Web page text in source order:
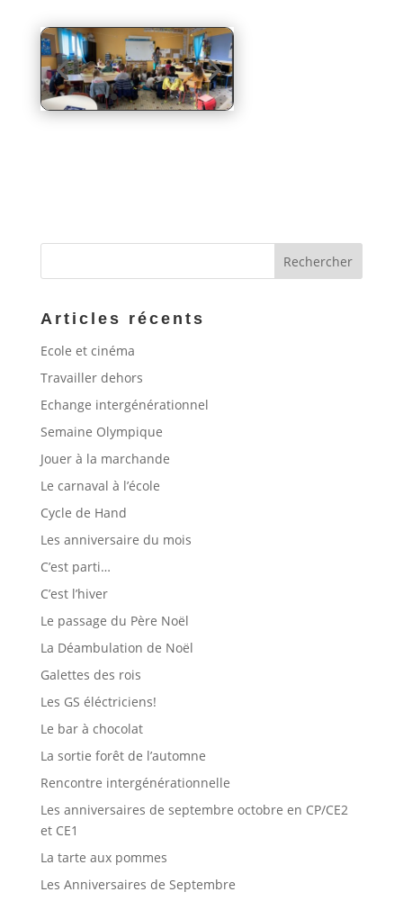
Articles récents
Ecole et cinéma
Travailler dehors
Echange intergénérationnel
Semaine Olympique
Jouer à la marchande
Le carnaval à l’école
Cycle de Hand
Les anniversaire du mois
C’est parti…
C’est l’hiver
Le passage du Père Noël
La Déambulation de Noël
Galettes des rois
Les GS éléctriciens!
Le bar à chocolat
La sortie forêt de l’automne
Rencontre intergénérationnelle
Les anniversaires de septembre octobre en CP/CE2
et CE1
La tarte aux pommes
Les Anniversaires de Septembre